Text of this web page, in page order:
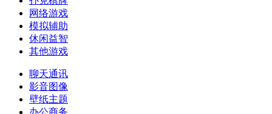
网络游戏
模拟辅助
休闲益智
其他游戏
聊天通讯
影音图像
壁纸主题
办公商务